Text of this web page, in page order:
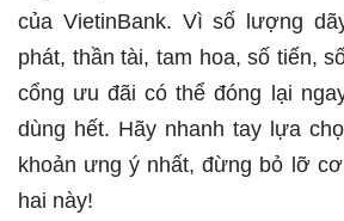
của VietinBank. Vì số lượng
phát, thần tài, tam hoa, số tiến,
cổng ưu đãi có thể đóng lại
dùng hết. Hãy nhanh tay lựa
khoản ưng ý nhất, đừng bỏ lỡ
hai này!